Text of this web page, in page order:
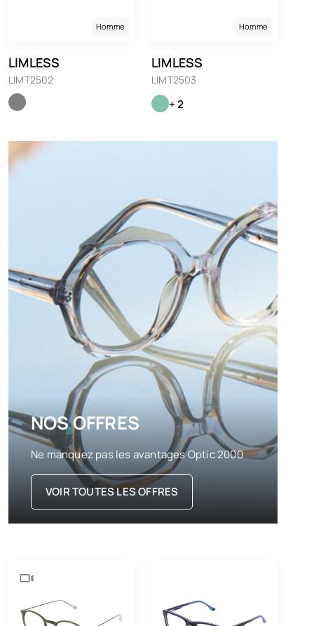
NOS OFFRES
Ne manquez pas les avantages Optic 2000
VOIR TOUTES LES OFFRES
Homme
LIMLESS
LIMT2502
Homme
LIMLESS
LIMT2503
+ 2